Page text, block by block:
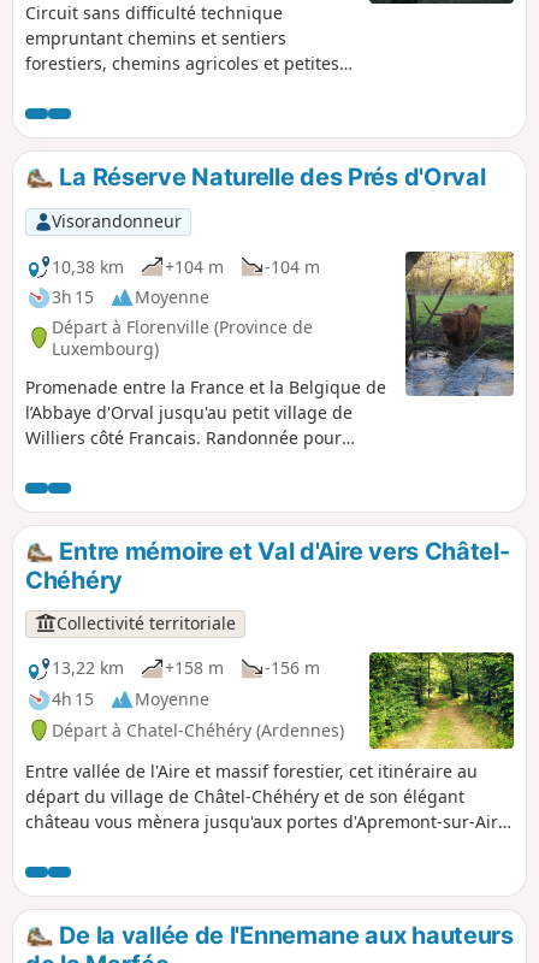
Circuit sans difficulté technique
empruntant chemins et sentiers
forestiers, chemins agricoles et petites
transfrontaliers se succèdent
discrètement. Vous traverserez des
petits villages typiques, vous longerez
des ruisseaux sympathiques et vous
approcherez l'Abbaye d'Orval. Ne
manquez pas d'y faire un petit détour
pendant ou après la balade.
La Réserve Naturelle des Prés d'Orval
Visorandonneur
10,38 km
+104 m
-104 m
3h 15
Moyenne
Départ à Florenville (Province de
Luxembourg)
Promenade entre la France et la Belgique de
l’Abbaye d'Orval jusqu'au petit village de
Williers côté Francais. Randonnée pour
forestiers et avoir comme guide les
murmures d'un ruisseau. Partir à la
rencontre d'un troupeau de vaches Highland
mais aussi, plus atypique, observer des
traces de vestiges gallo-romains.
Entre mémoire et Val d'Aire vers Châtel-
Chéhéry
Collectivité territoriale
13,22 km
+158 m
-156 m
4h 15
Moyenne
Départ à Chatel-Chéhéry (Ardennes)
Entre vallée de l'Aire et massif forestier, cet itinéraire au
départ du village de Châtel-Chéhéry et de son élégant
château vous mènera jusqu'aux portes d'Apremont-sur-Aire
militaire allemand classé à l'Unesco.
De la vallée de l'Ennemane aux hauteurs